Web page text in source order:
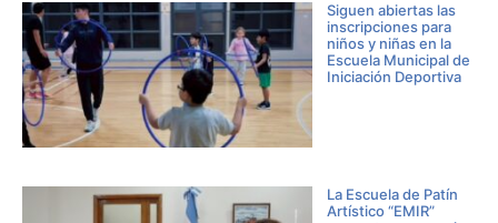
Siguen abiertas las
inscripciones para
niños y niñas en la
Escuela Municipal de
Iniciación Deportiva
La Escuela de Patín
Artístico “EMIR”